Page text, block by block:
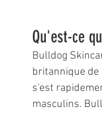
Qu'est-ce
Bulldog
britannique de
s'est
masculins.